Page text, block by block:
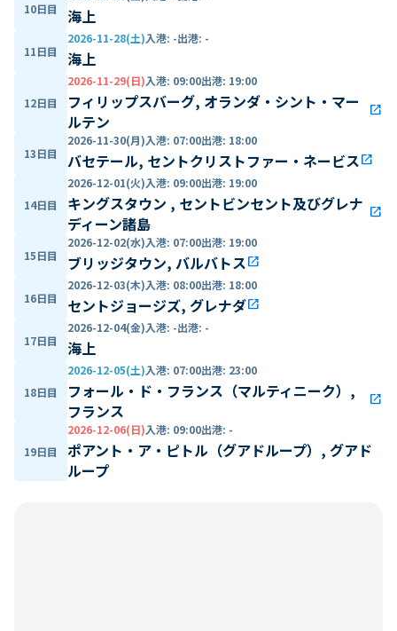
10日目 海上
11日目
2026-11-28(土)入港: -出港: -
海上
12日目
2026-11-29(日)入港: 09:00出港: 19:00
フィリップスバーグ, オランダ・シント・マー
ルテン
open_in_new
13日目
2026-11-30(月)入港: 07:00出港: 18:00
バセテール, セントクリストファー・ネービスopen_in_new
14日目
2026-12-01(火)入港: 09:00出港: 19:00
キングスタウン , セントビンセント及びグレナ
ディーン諸島
open_in_new
15日目
2026-12-02(水)入港: 07:00出港: 19:00
ブリッジタウン, バルバトスopen_in_new
16日目
2026-12-03(木)入港: 08:00出港: 18:00
セントジョージズ, グレナダopen_in_new
17日目
2026-12-04(金)入港: -出港: -
海上
18日目
2026-12-05(土)入港: 07:00出港: 23:00
フォール・ド・フランス（マルティニーク）,
フランス
open_in_new
19日目
2026-12-06(日)入港: 09:00出港: -
ポアント・ア・ピトル（グアドループ）, グアド
ループ